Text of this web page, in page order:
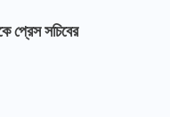
প্রেস সচিবের